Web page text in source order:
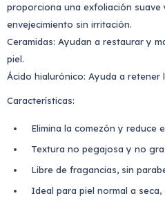
proporciona una exfoliación suave
envejecimiento sin irritación.
Ceramidas: Ayudan a restaurar y
piel.
Ácido hialurónico: Ayuda a retener
Características:
Elimina la comezón y reduce
Textura no pegajosa y no
Libre de fragancias, sin
Ideal para piel normal a